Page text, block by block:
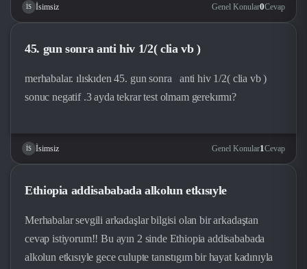
İS İsimsiz Genel Konular0Cevap
45. gun sonra anti hiv 1/2( clia vb )
merhabalar. ılıskıden 45. gun sonra anti hiv 1/2( clia vb )
sonuc negatif .3 ayda tekrar test olmam gerekırmı?
İS İsimsiz Genel Konular1Cevap
Ethiopia addisababada alkolun etkısıyle
Merhabalar sevgili arkadaşlar bilgisi olan bir arkadaştan
cevap istiyorum!! Bu ayın 2 sinde Ethiopia addisababada
alkolun etkısıyle gece culupte tanıstıgım bir hayat kadınıyla